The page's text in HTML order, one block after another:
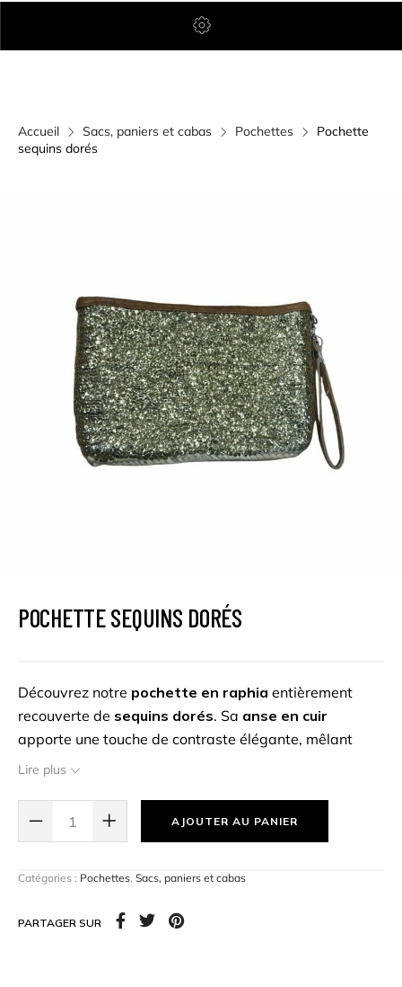
Accueil Sacs, paniers et cabas Pochettes
Pochette
sequins dorés
POCHETTE SEQUINS DORÉS
Découvrez notre pochette en raphia entièrement
recouverte de sequins dorés. Sa anse en cuir
apporte une touche de contraste élégante, mêlant
naturel et sophistication. Parfaite pour illuminer vos
inaperçue.
Lire plus
AJOUTER AU PANIER
Catégories : Pochettes, Sacs, paniers et cabas
PARTAGER SUR